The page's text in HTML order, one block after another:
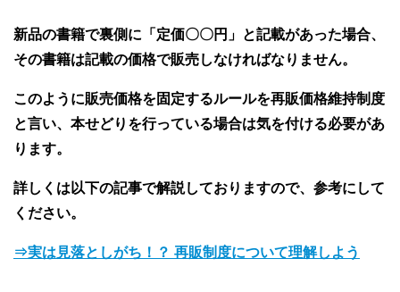
新品の書籍で裏側に「定価〇〇円」と記載があった場合、
その書籍は記載の価格で販売しなければなりません。
このように販売価格を固定するルールを再販価格維持制度
と言い、本せどりを行っている場合は気を付ける必要があ
ります。
詳しくは以下の記事で解説しておりますので、参考にして
ください。
⇒実は見落としがち！？ 再販制度について理解しよう